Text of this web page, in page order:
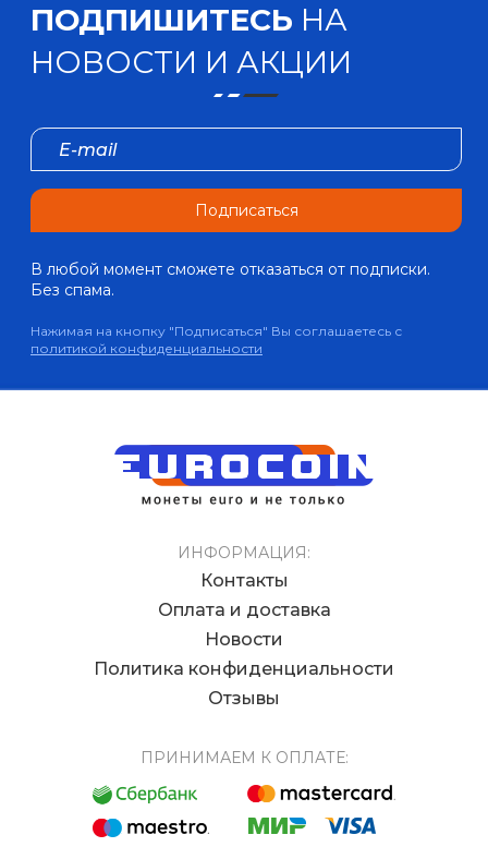
ПОДПИШИТЕСЬ НА
НОВОСТИ И АКЦИИ
Подписаться
В любой момент сможете отказаться от подписки.
Без спама.
Нажимая на кнопку "Подписаться" Вы соглашаетесь с
политикой конфиденциальности
ИНФОРМАЦИЯ:
Контакты
Оплата и доставка
Новости
Политика конфиденциальности
Отзывы
ПРИНИМАЕМ К ОПЛАТЕ: